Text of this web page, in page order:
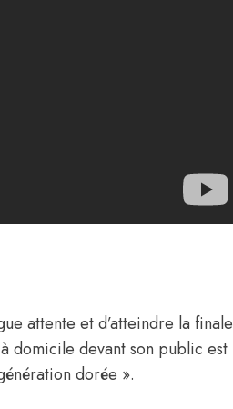
attente et d’atteindre la finale
domicile devant son public est
dorée ».